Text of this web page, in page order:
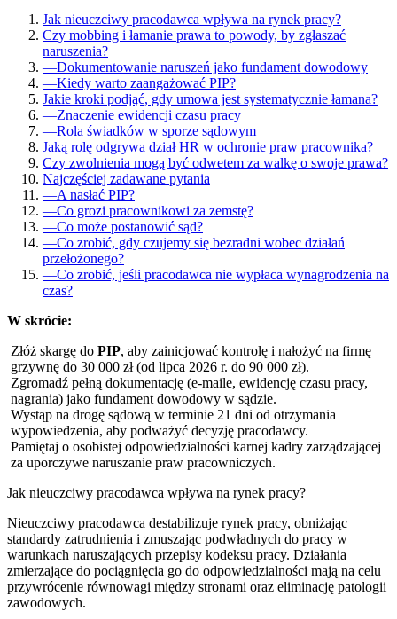
Jak nieuczciwy pracodawca wpływa na rynek pracy?
Czy mobbing i łamanie prawa to powody, by zgłaszać
naruszenia?
—Dokumentowanie naruszeń jako fundament dowodowy
—Kiedy warto zaangażować PIP?
Jakie kroki podjąć, gdy umowa jest systematycznie łamana?
—Znaczenie ewidencji czasu pracy
—Rola świadków w sporze sądowym
Jaką rolę odgrywa dział HR w ochronie praw pracownika?
Czy zwolnienia mogą być odwetem za walkę o swoje prawa?
Najczęściej zadawane pytania
—A nasłać PIP?
—Co grozi pracownikowi za zemstę?
—Co może postanowić sąd?
—Co zrobić, gdy czujemy się bezradni wobec działań
przełożonego?
—Co zrobić, jeśli pracodawca nie wypłaca wynagrodzenia na
czas?
W skrócie:
Złóż skargę do PIP, aby zainicjować kontrolę i nałożyć na firmę
grzywnę do 30 000 zł (od lipca 2026 r. do 90 000 zł).
Zgromadź pełną dokumentację (e-maile, ewidencję czasu pracy,
nagrania) jako fundament dowodowy w sądzie.
Wystąp na drogę sądową w terminie 21 dni od otrzymania
wypowiedzenia, aby podważyć decyzję pracodawcy.
Pamiętaj o osobistej odpowiedzialności karnej kadry zarządzającej
za uporczywe naruszanie praw pracowniczych.
Jak nieuczciwy pracodawca wpływa na rynek pracy?
Nieuczciwy pracodawca destabilizuje rynek pracy, obniżając
standardy zatrudnienia i zmuszając podwładnych do pracy w
warunkach naruszających przepisy kodeksu pracy. Działania
zmierzające do pociągnięcia go do odpowiedzialności mają na celu
przywrócenie równowagi między stronami oraz eliminację patologii
zawodowych.